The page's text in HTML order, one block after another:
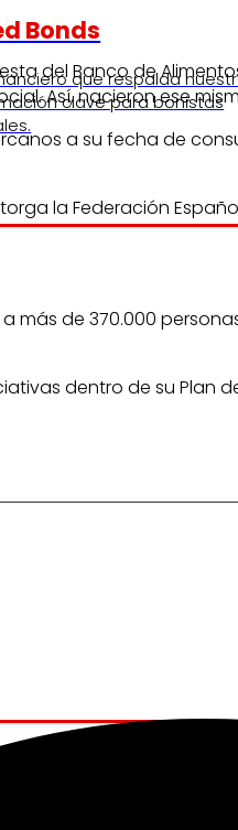
Bonds
que respalda
clave para bonistas
del Banco de
Así, nacieron ese
a su fecha de
la Federación
más de 370.000
dentro de su